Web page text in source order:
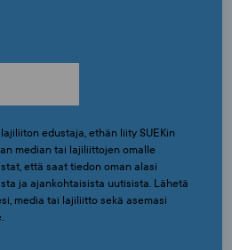
edustaja, ethän liity SUEKin
median tai lajiliittojen omalle
että saat tiedon oman alasi
ja ajankohtaisista uutisista. Lähetä
media tai lajiliitto sekä asemasi